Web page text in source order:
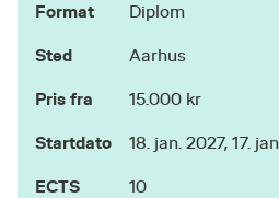
Format Diplom
Sted Aarhus
Pris fra 15.000 kr
Startdato 18. jan. 2027, 17.
ECTS 10